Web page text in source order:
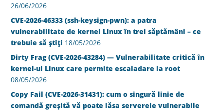
26/06/2026
CVE-2026-46333 (ssh-keysign-pwn): a patra
vulnerabilitate de kernel Linux în trei săptămâni – ce
trebuie să știți 18/05/2026
Dirty Frag (CVE-2026-43284) — Vulnerabilitate critică în
kernel-ul Linux care permite escaladare la root
08/05/2026
Copy Fail (CVE-2026-31431): cum o singură linie de
comandă greșită vă poate lăsa serverele vulnerabile